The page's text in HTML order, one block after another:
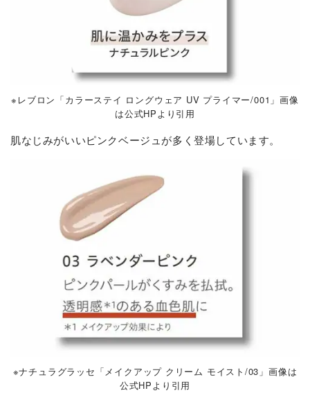
※レブロン「カラーステイ ロングウェア UV プライマー/001」画像
は公式HPより引用
肌なじみがいいピンクベージュが多く登場しています。
※ナチュラグラッセ「メイクアップ クリーム モイスト/03」画像は
公式HPより引用